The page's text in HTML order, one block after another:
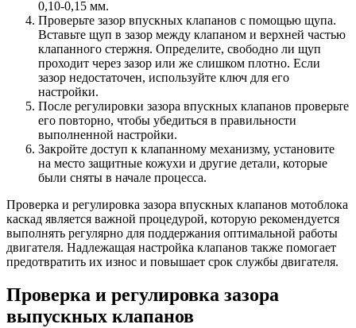
0,10-0,15 мм.
Проверьте зазор впускных клапанов с помощью щупа.
Вставьте щуп в зазор между клапаном и верхней частью
клапанного стержня. Определите, свободно ли щуп
проходит через зазор или же слишком плотно. Если
зазор недостаточен, используйте ключ для его
настройки.
После регулировки зазора впускных клапанов проверьте
его повторно, чтобы убедиться в правильности
выполненной настройки.
Закройте доступ к клапанному механизму, установите
на место защитные кожухи и другие детали, которые
были сняты в начале процесса.
Проверка и регулировка зазора впускных клапанов мотоблока
каскад является важной процедурой, которую рекомендуется
выполнять регулярно для поддержания оптимальной работы
двигателя. Надлежащая настройка клапанов также помогает
предотвратить их износ и повышает срок службы двигателя.
Проверка и регулировка зазора
выпускных клапанов